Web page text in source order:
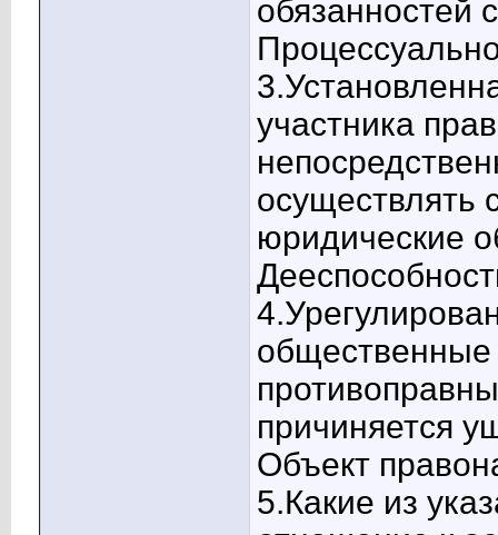
обязанностей
участника
осуществлять
юридические
причиняется
Объект
5.Какие из